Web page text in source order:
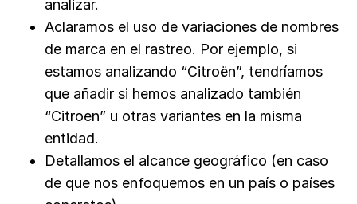
analizar.
Aclaramos el uso de variaciones de nombres
de marca en el rastreo. Por ejemplo, si
estamos analizando “Citroën”, tendríamos
que añadir si hemos analizado también
“Citroen” u otras variantes en la misma
entidad.
Detallamos el alcance geográfico (en caso
de que nos enfoquemos en un país o países